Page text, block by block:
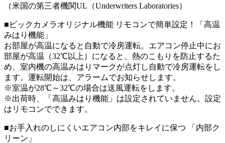
（米国の第三者機関UL（Underwriters Laboratories）
■ビックカメラオリジナル機能 リモコンで簡単設定！「高温
みはり機能」
お部屋が高温になると自動で冷房運転。エアコン停止中にお
部屋が高温（32℃以上）になると、熱のこもりを防止するた
め、室内機の高温みはりマークが点灯し自動で冷房運転をし
ます。運転開始は、アラームでお知らせします。
※室温が28℃～32℃の場合は送風運転をします。
※出荷時、「高温みはり機能」は設定されていません。設定
はリモコンでできます。
■お手入れのしにくいエアコン内部をキレイに保つ 「内部ク
リーン」